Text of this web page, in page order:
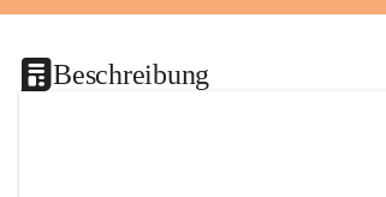
Beschreibung